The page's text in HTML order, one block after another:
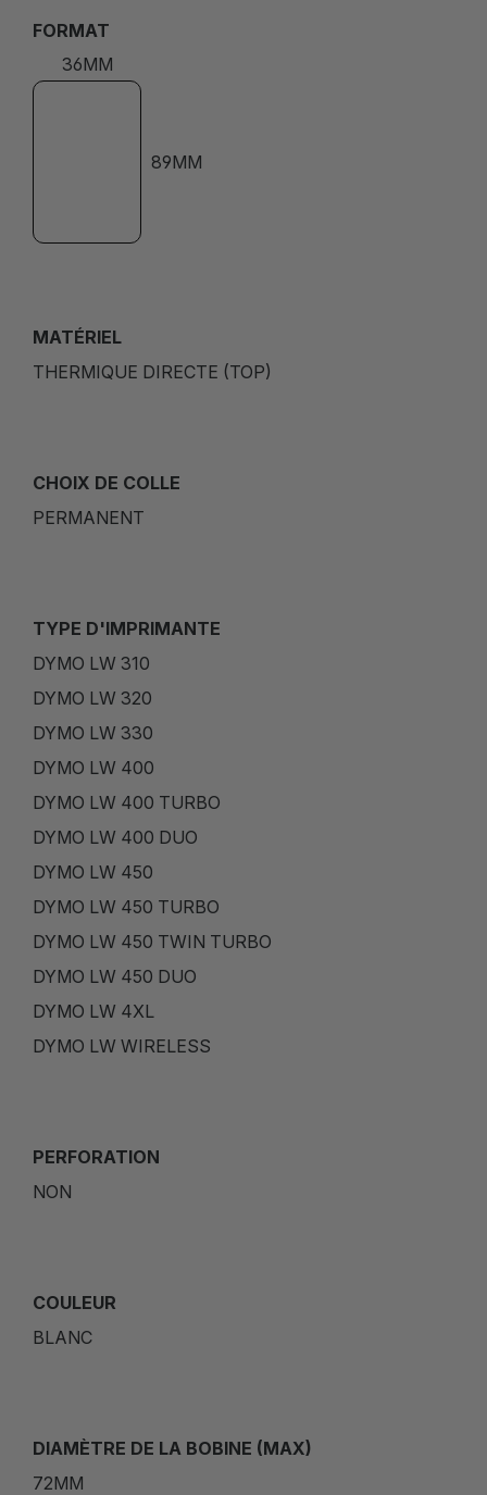
FORMAT
36MM
89MM
MATÉRIEL
THERMIQUE DIRECTE (TOP)
CHOIX DE COLLE
PERMANENT
TYPE D'IMPRIMANTE
DYMO LW 310
DYMO LW 320
DYMO LW 330
DYMO LW 400
DYMO LW 400 TURBO
DYMO LW 400 DUO
DYMO LW 450
DYMO LW 450 TURBO
DYMO LW 450 TWIN TURBO
DYMO LW 450 DUO
DYMO LW 4XL
DYMO LW WIRELESS
PERFORATION
NON
COULEUR
BLANC
DIAMÈTRE DE LA BOBINE (MAX)
72MM